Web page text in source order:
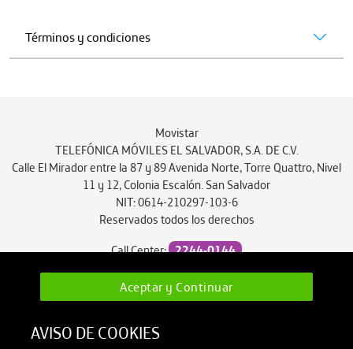
Términos y condiciones
Movistar
TELEFÓNICA MÓVILES EL SALVADOR, S.A. DE C.V.
Calle El Mirador entre la 87 y 89 Avenida Norte, Torre Quattro, Nivel
11 y 12, Colonia Escalón. San Salvador
NIT: 0614-210297-103-6
Reservados todos los derechos
Call Center: 2244-0144
atencionalcliente.sv@movistar.com.sv
AVISO DE COOKIES
Aceptar y Continuar